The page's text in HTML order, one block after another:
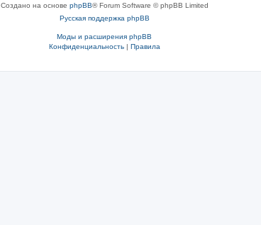
Создано на основе phpBB® Forum Software © phpBB Limited
Русская поддержка phpBB
Моды и расширения phpBB
Конфиденциальность| Правила